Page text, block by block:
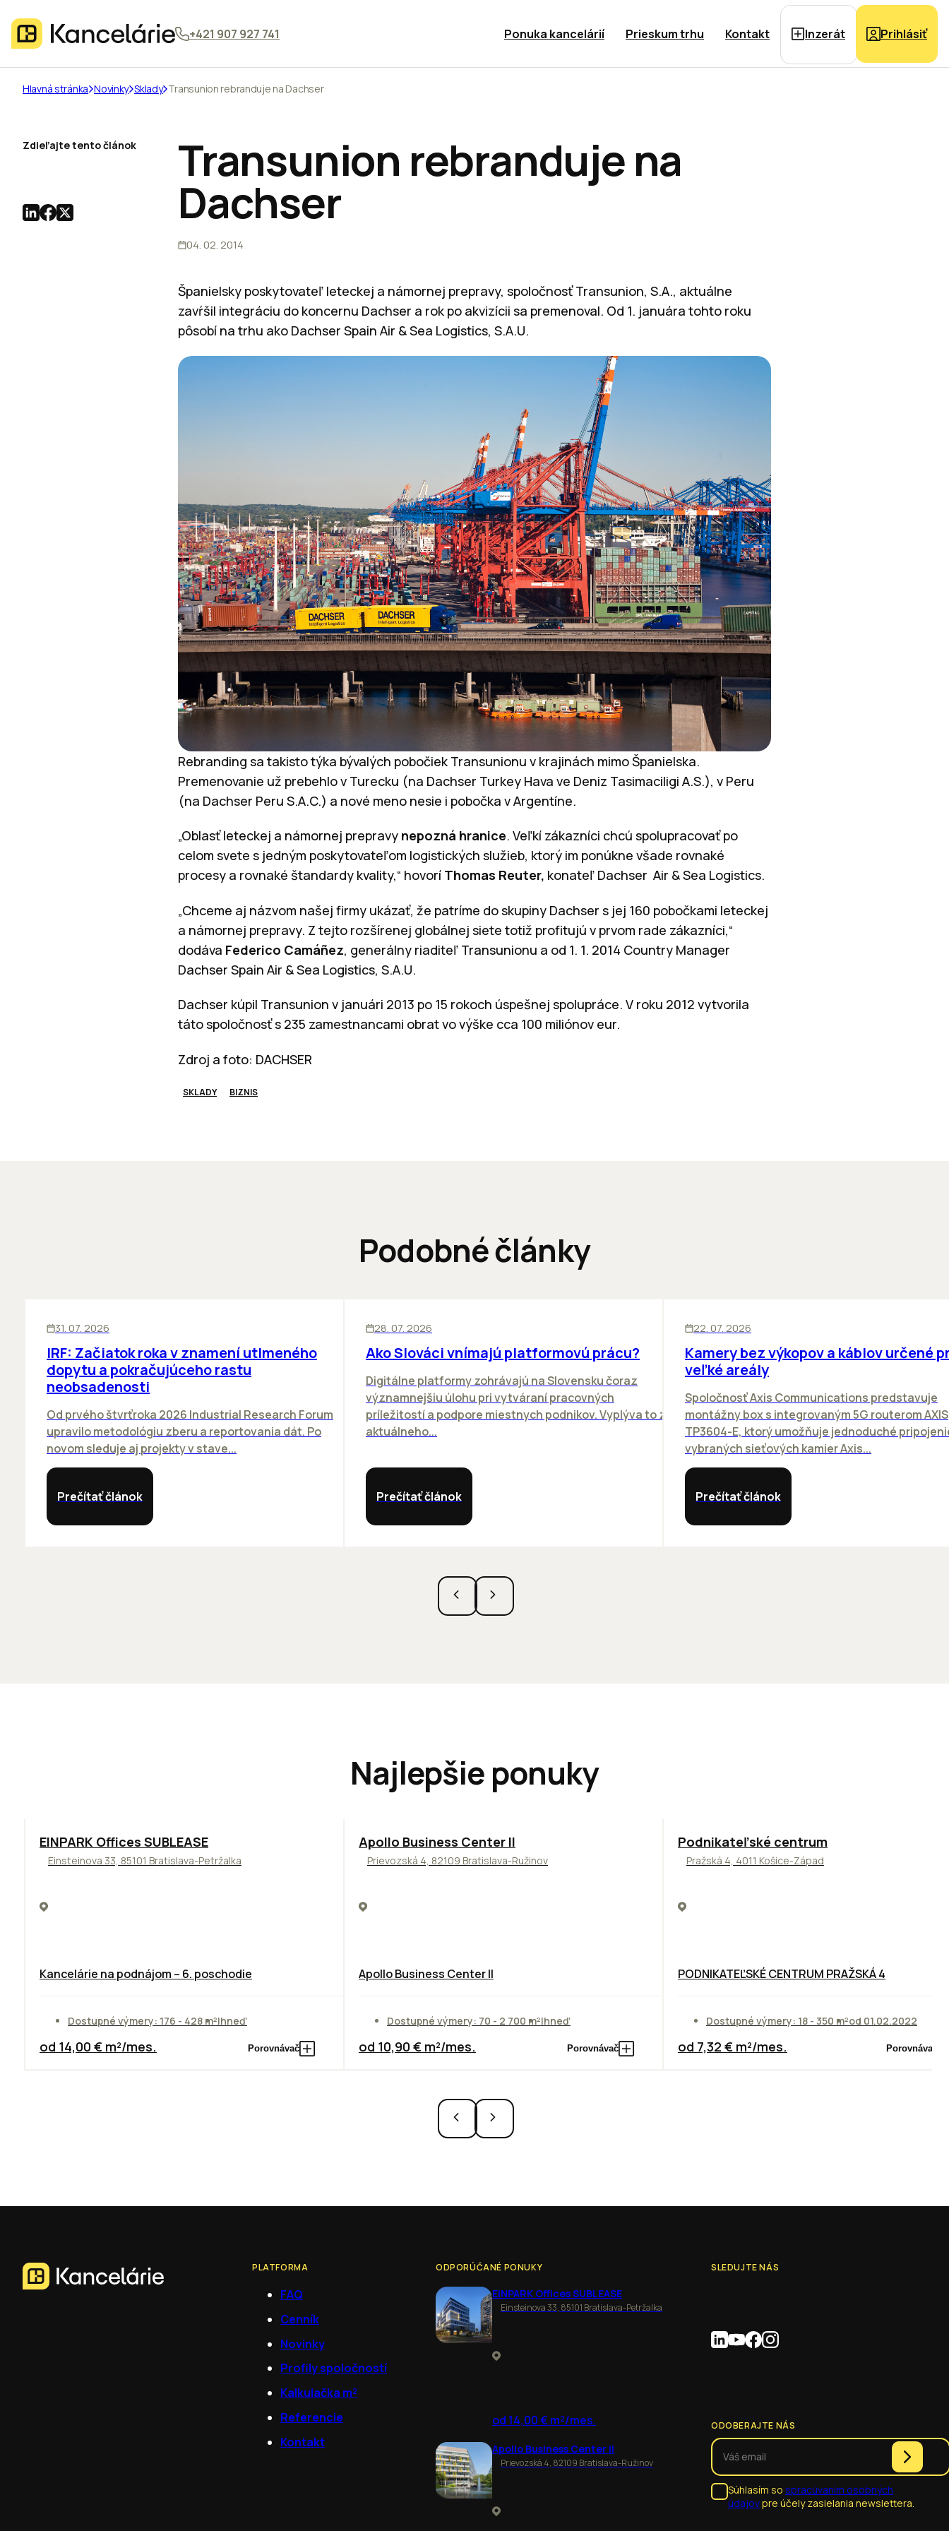
+421 907 927 741 Ponuka kancelárií Prieskum trhu Kontakt Inzerát Prihlásiť
Hlavná stránka Novinky Sklady Transunion rebranduje na Dachser
Transunion rebranduje na
Dachser
04. 02. 2014
Španielsky poskytovateľ leteckej a námornej prepravy, spoločnosť Transunion, S.A., aktuálne
zavŕšil integráciu do koncernu Dachser a rok po akvizícii sa premenoval. Od 1. januára tohto roku
pôsobí na trhu ako Dachser Spain Air & Sea Logistics, S.A.U.
Rebranding sa takisto týka bývalých pobočiek Transunionu v krajinách mimo Španielska.
Premenovanie už prebehlo v Turecku (na Dachser Turkey Hava ve Deniz Tasimaciligi A.S.), v Peru
(na Dachser Peru S.A.C.) a nové meno nesie i pobočka v Argentíne.
„Oblasť leteckej a námornej prepravy nepozná hranice. Veľkí zákazníci chcú spolupracovať po
celom svete s jedným poskytovateľom logistických služieb, ktorý im ponúkne všade rovnaké
procesy a rovnaké štandardy kvality,“ hovorí Thomas Reuter, konateľ Dachser Air & Sea Logistics.
„Chceme aj názvom našej firmy ukázať, že patríme do skupiny Dachser s jej 160 pobočkami leteckej
a námornej prepravy. Z tejto rozšírenej globálnej siete totiž profitujú v prvom rade zákazníci,“
dodáva Federico Camáñez, generálny riaditeľ Transunionu a od 1. 1. 2014 Country Manager
Dachser Spain Air & Sea Logistics, S.A.U.
Dachser kúpil Transunion v januári 2013 po 15 rokoch úspešnej spolupráce. V roku 2012 vytvorila
táto spoločnosť s 235 zamestnancami obrat vo výške cca 100 miliónov eur.
Zdroj a foto: DACHSER
SKLADY BIZNIS
Zdieľajte tento článok
Podobné články
31. 07. 2026
IRF: Začiatok roka v znamení utlmeného
dopytu a pokračujúceho rastu
neobsadenosti
Od prvého štvrťroka 2026 Industrial Research Forum
upravilo metodológiu zberu a reportovania dát. Po
novom sleduje aj projekty v stave...
Prečítať článok
28. 07. 2026
Ako Slováci vnímajú platformovú prácu?
Digitálne platformy zohrávajú na Slovensku čoraz
významnejšiu úlohu pri vytváraní pracovných
príležitostí a podpore miestnych podnikov. Vyplýva to z
aktuálneho...
Prečítať článok
22. 07. 2026
Kamery bez výkopov a káblov určené
veľké areály
Spoločnosť Axis Communications predstavuje
montážny box s integrovaným 5G routerom AXIS
TP3604-E, ktorý umožňuje jednoduché
vybraných sieťových kamier Axis...
Prečítať článok
Najlepšie ponuky
TOP ODPORÚČAME
EINPARK Offices SUBLEASE
Einsteinova 33, 85101 Bratislava-Petržalka
Kancelárie na podnájom – 6. poschodie
Dostupné výmery: 176 - 428 m²Ihneď
od 14,00 € m²/mes. Porovnávač
TOP NOVINKA ODPORÚČAME
Apollo Business Center II
Prievozská 4, 82109 Bratislava-Ružinov
Apollo Business Center II
Dostupné výmery: 70 - 2 700 m²Ihneď
od 10,90 € m²/mes. Porovnávač
ODPORÚČAME
Podnikateľské centrum
Pražská 4, 4011 Košice-Západ
PODNIKATEĽSKÉ CENTRUM PRAŽSKÁ 4
Dostupné výmery: 18 - 350 m²od 01.02.2022
od 7,32 € m²/mes. Porovnávač
PLATFORMA
FAQ
Cenník
Novinky
Profily spoločností
Kalkulačka m²
Referencie
Kontakt
ODPORÚČANÉ PONUKY
EINPARK Offices SUBLEASE
Einsteinova 33, 85101 Bratislava-Petržalka
od 14,00 € m²/mes.
Apollo Business Center II
Prievozská 4, 82109 Bratislava-Ružinov
SLEDUJTE NÁS
ODOBERAJTE NÁS
Súhlasím so spracúvaním osobných
údajovpre účely zasielania newslettera.